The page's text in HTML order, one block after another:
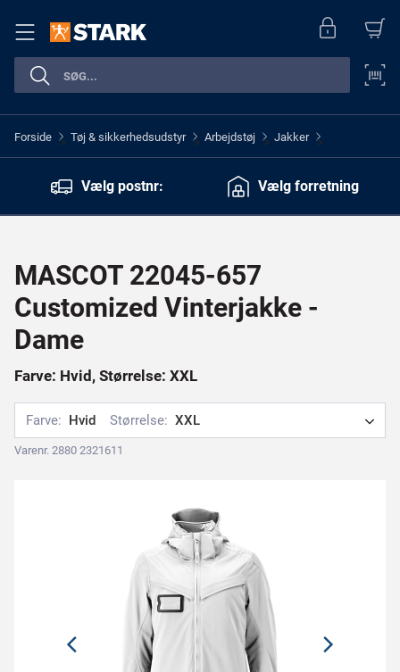
Forside > Tøj & sikkerhedsudstyr > Arbejdstøj > Jakker >
Vælg postnr: Vælg forretning
MASCOT 22045-657
Customized Vinterjakke -
Dame
Farve: Hvid, Størrelse: XXL
Farve: Hvid Størrelse: XXL
Varenr. 2880 2321611